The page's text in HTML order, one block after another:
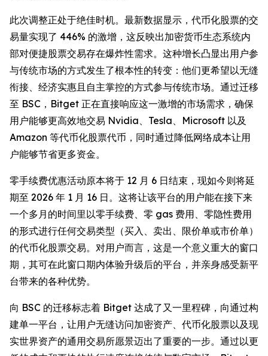
此次调整正处于绝佳时机。最新数据显示，代币化股票的交
易量实现了 446% 的激增，这反映出加密货币生态系统内
部对便捷股票交易存在爆炸性需求。这种增长凸显出用户参
与传统市场的方式发生了根本性的转变：他们更希望以无缝
衔接、经济实惠且自主掌控的方式参与传统市场。通过迁移
至 BSC，Bitget 正在直接响应这一激增的市场需求，确保
用户能够更高效地交易 Nvidia、Tesla、Microsoft 以及
Amazon 等代币化股票代币，同时通过降低网络成本让用
户能够节省更多资金。
零手续费优惠活动原本将于 12 月 6 日结束，现如今则将延
期至 2026 年 1 月 16 日。这将让该平台的用户能在接下来
一个多月的时间里以零手续费、零 gas 费用、零隐性费用
的形式进行任何交易类型（买入、卖出、限价单或市价单）
的代币化股票交易。对用户而言，这是一个意义重大的窗口
期，其可在此窗口期内体验升级后的平台，并亲身感受新平
台带来的各种优势。
向 BSC 的迁移标志着 Bitget 达成了又一里程碑，向通过构
建单一平台，让用户无缝访问加密资产、代币化股票以及现
实世界资产的通用交易所愿景迈出了重要的一步。通过以更